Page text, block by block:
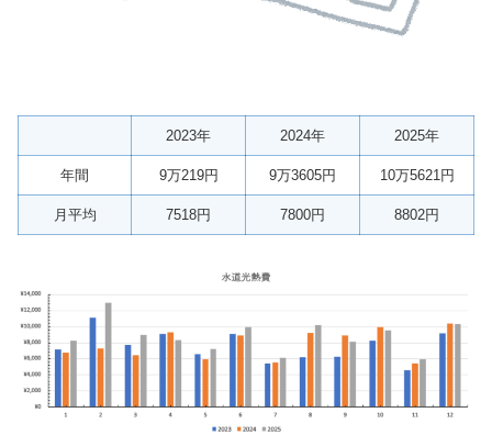
2023年 2024年 2025年
年間 9万219円 9万3605円 10万5621円
月平均 7518円 7800円 8802円